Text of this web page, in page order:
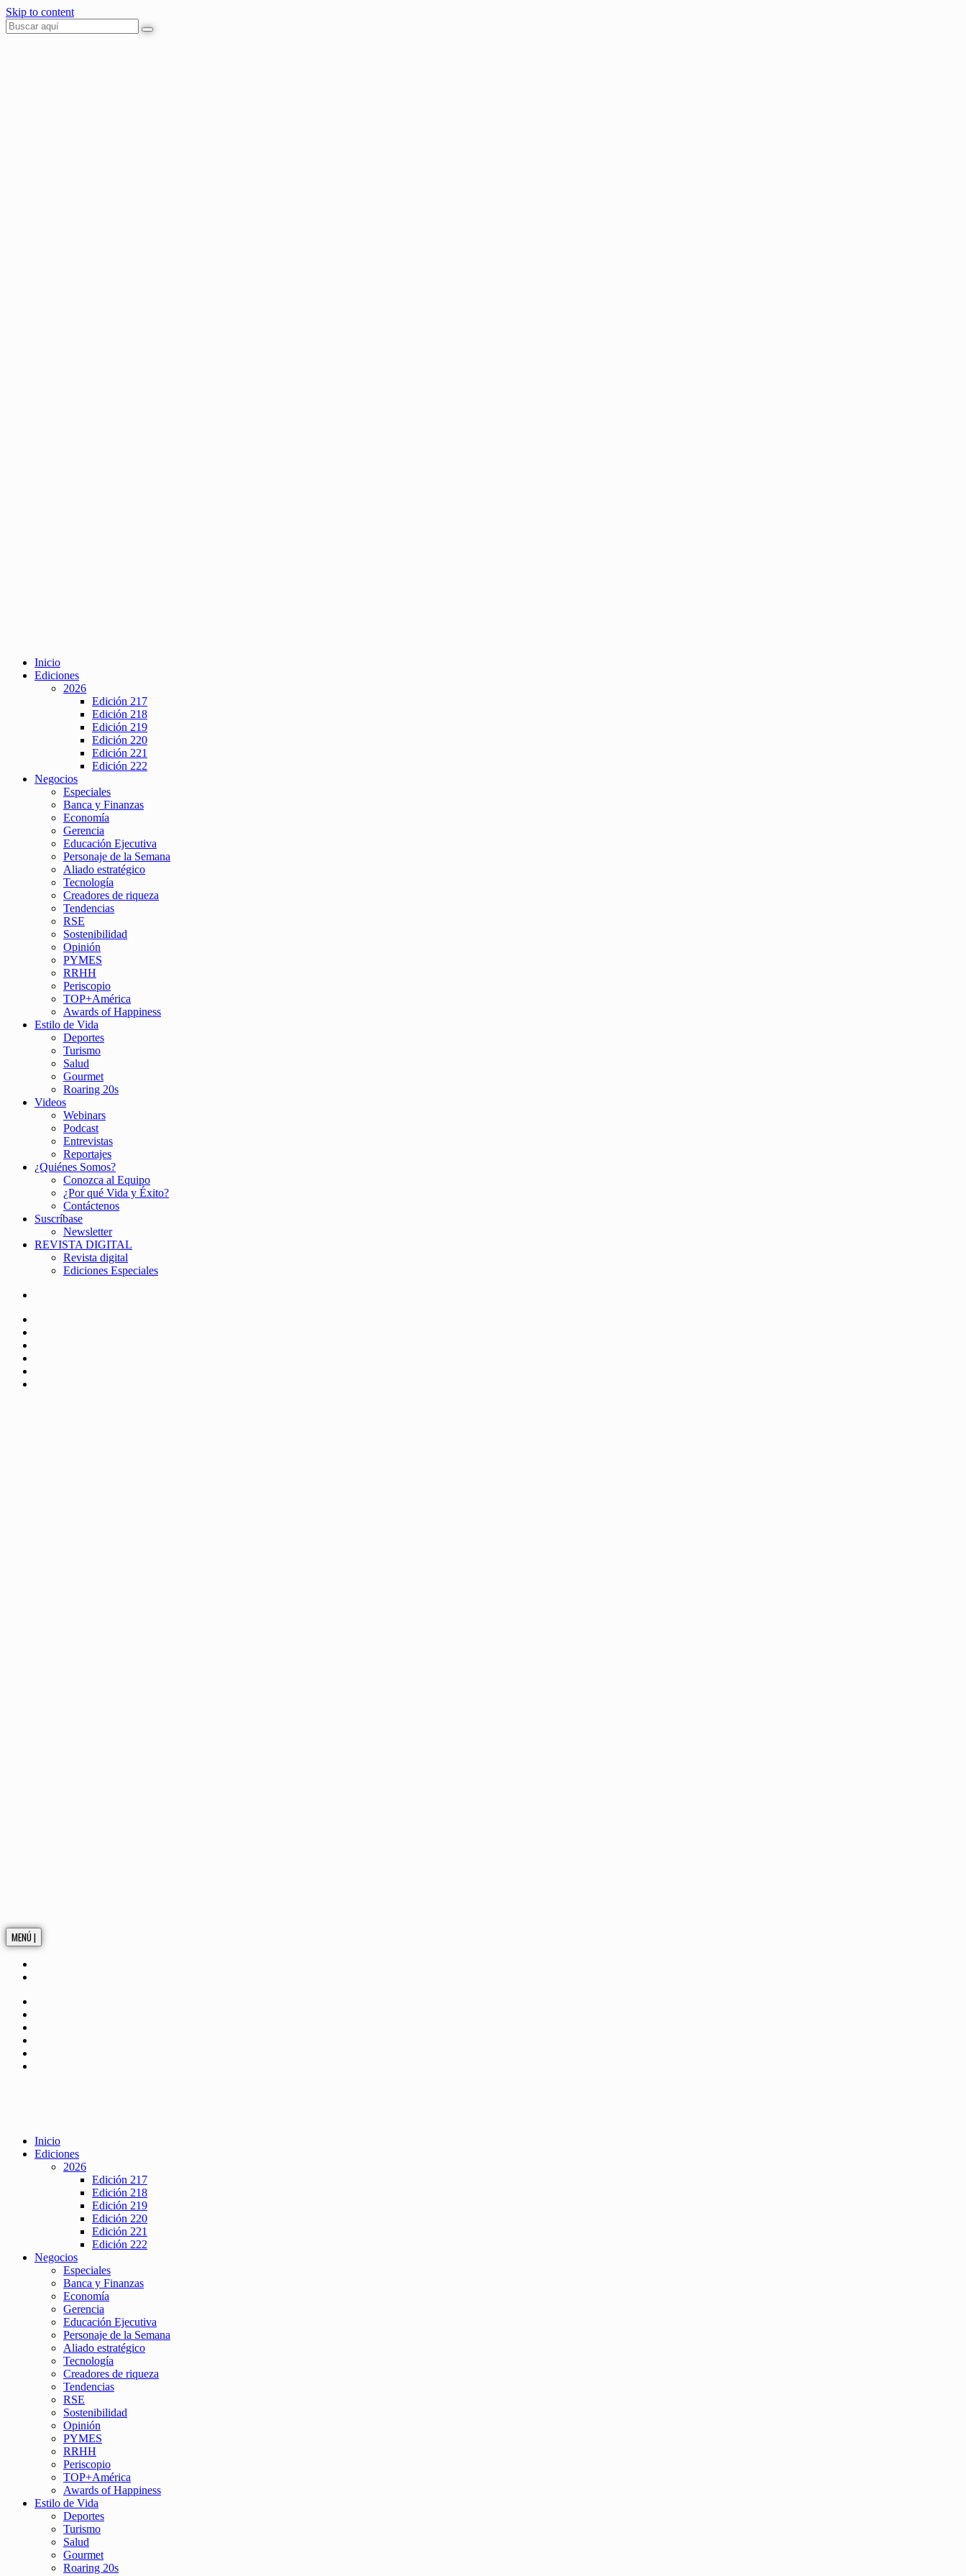
Skip to content
Inicio
Ediciones
2026
Edición 217
Edición 218
Edición 219
Edición 220
Edición 221
Edición 222
Negocios
Especiales
Banca y Finanzas
Economía
Gerencia
Educación Ejecutiva
Personaje de la Semana
Aliado estratégico
Tecnología
Creadores de riqueza
Tendencias
RSE
Sostenibilidad
Opinión
PYMES
RRHH
Periscopio
TOP+América
Awards of Happiness
Estilo de Vida
Deportes
Turismo
Salud
Gourmet
Roaring 20s
Videos
Webinars
Podcast
Entrevistas
Reportajes
¿Quiénes Somos?
Conozca al Equipo
¿Por qué Vida y Éxito?
Contáctenos
Suscríbase
Newsletter
REVISTA DIGITAL
Revista digital
Ediciones Especiales
MENÚ |
Inicio
Ediciones
2026
Edición 217
Edición 218
Edición 219
Edición 220
Edición 221
Edición 222
Negocios
Especiales
Banca y Finanzas
Economía
Gerencia
Educación Ejecutiva
Personaje de la Semana
Aliado estratégico
Tecnología
Creadores de riqueza
Tendencias
RSE
Sostenibilidad
Opinión
PYMES
RRHH
Periscopio
TOP+América
Awards of Happiness
Estilo de Vida
Deportes
Turismo
Salud
Gourmet
Roaring 20s